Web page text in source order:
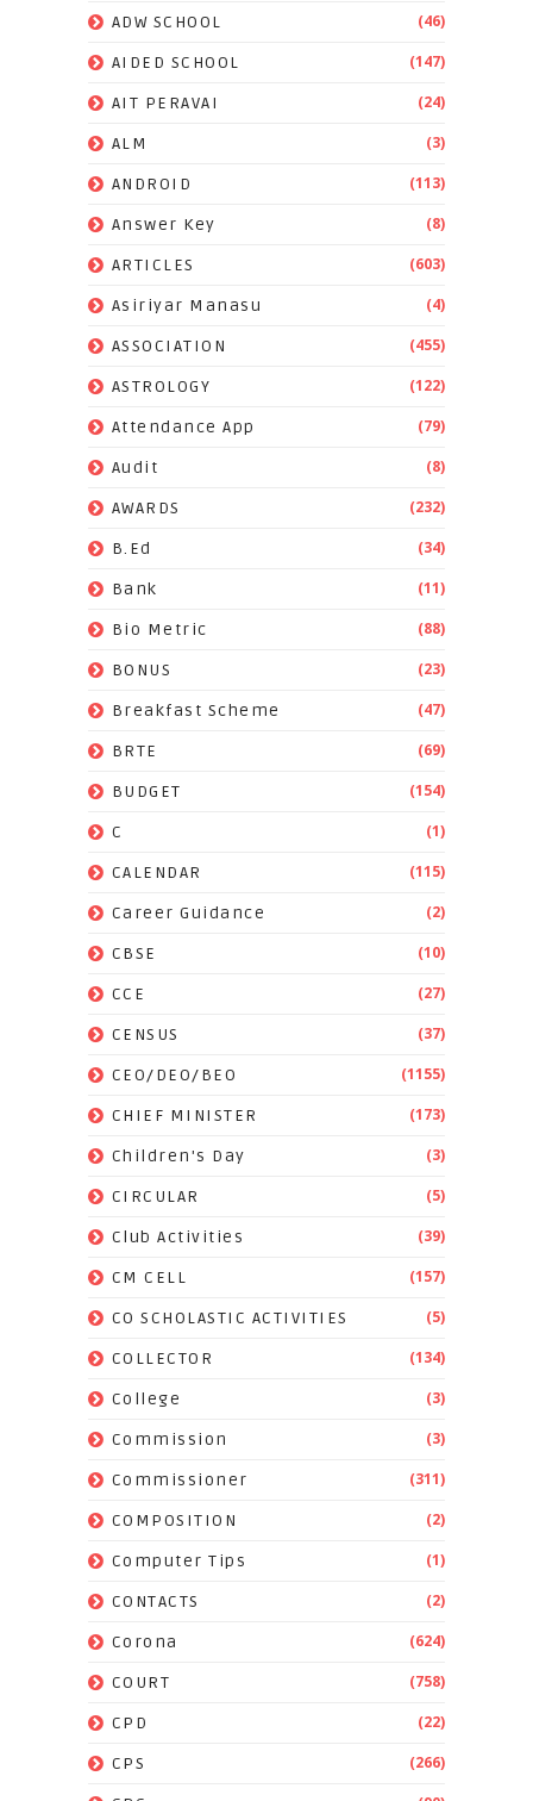
ADW SCHOOL (46)
AIDED SCHOOL (147)
AIT PERAVAI (24)
ALM (3)
ANDROID (113)
Answer Key (8)
ARTICLES (603)
Asiriyar Manasu (4)
ASSOCIATION (455)
ASTROLOGY (122)
Attendance App (79)
Audit (8)
AWARDS (232)
B.Ed (34)
Bank (11)
Bio Metric (88)
BONUS (23)
Breakfast Scheme (47)
BRTE (69)
BUDGET (154)
C (1)
CALENDAR (115)
Career Guidance (2)
CBSE (10)
CCE (27)
CENSUS (37)
CEO/DEO/BEO (1155)
CHIEF MINISTER (173)
Children's Day (3)
CIRCULAR (5)
Club Activities (39)
CM CELL (157)
CO SCHOLASTIC ACTIVITIES (5)
COLLECTOR (134)
College (3)
Commission (3)
Commissioner (311)
COMPOSITION (2)
Computer Tips (1)
CONTACTS (2)
Corona (624)
COURT (758)
CPD (22)
CPS (266)